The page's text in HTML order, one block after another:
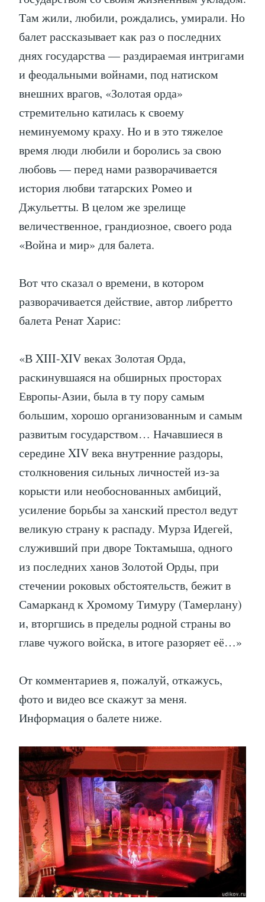
Там жили, любили, рождались, умирали. Но
балет рассказывает как раз о последних
днях государства — раздираемая интригами
и феодальными войнами, под натиском
внешних врагов, «Золотая орда»
стремительно катилась к своему
неминуемому краху. Но и в это тяжелое
время люди любили и боролись за свою
любовь — перед нами разворачивается
история любви татарских Ромео и
Джульетты. В целом же зрелище
величественное, грандиозное, своего рода
«Война и мир» для балета.
Вот что сказал о времени, в котором
разворачивается действие, автор либретто
балета Ренат Харис:
«В XIII-XIV веках Золотая Орда,
раскинувшаяся на обширных просторах
Европы-Азии, была в ту пору самым
большим, хорошо организованным и самым
развитым государством… Начавшиеся в
середине XIV века внутренние раздоры,
столкновения сильных личностей из-за
корысти или необоснованных амбиций,
усиление борьбы за ханский престол ведут
великую страну к распаду. Мурза Идегей,
служивший при дворе Токтамыша, одного
из последних ханов Золотой Орды, при
стечении роковых обстоятельств, бежит в
Самарканд к Хромому Тимуру (Тамерлану)
и, вторгшись в пределы родной страны во
главе чужого войска, в итоге разоряет её…»
От комментариев я, пожалуй, откажусь,
фото и видео все скажут за меня.
Информация о балете ниже.